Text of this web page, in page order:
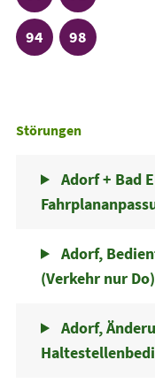
Linie
94 Linie
98
Störungen
Adorf + Bad
Adorf,
(Verkehr nur Do)
Adorf,